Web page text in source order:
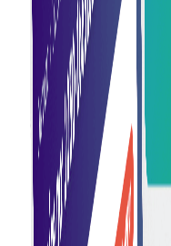
การประหยัดค่าใช้จ่าย
ลดต้นทุนด้วยการยกเลิ
ประมวลผลด้วยมือ ผ่า